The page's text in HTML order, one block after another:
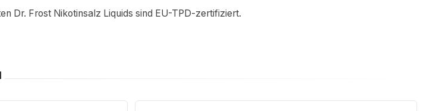
Dr. Frost Nikotinsalz Liquids sind EU-TPD-zertifiziert.